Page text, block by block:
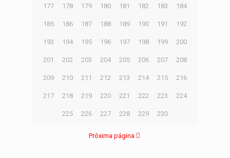
177 178 179 180 181 182 183 184
185 186 187 188 189 190 191 192
193 194 195 196 197 198 199 200
201 202 203 204 205 206 207 208
209 210 211 212 213 214 215 216
217 218 219 220 221 222 223 224
225 226 227 228 229 230
Próxima página